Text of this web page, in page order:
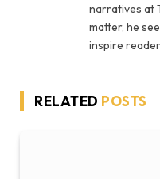
narratives at
matter, he
inspire
RELATED POSTS